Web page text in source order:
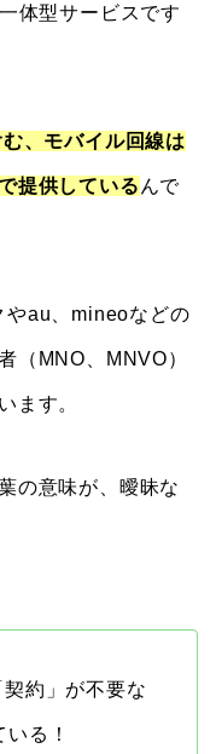
体型サービスです
、モバイル回線は
提供している んで
やau、mineoなどの
（MNO、MNVO）
ます。
の意味が、曖昧な
約」が不要な
る！